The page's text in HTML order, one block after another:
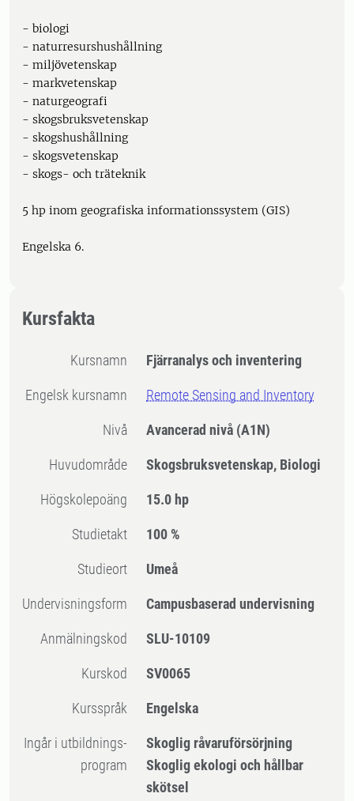
- biologi
- naturresurshushållning
- miljövetenskap
- markvetenskap
- naturgeografi
- skogsbruksvetenskap
- skogshushållning
- skogsvetenskap
- skogs- och träteknik
5 hp inom geografiska informationssystem (GIS)
Engelska 6.
Kursfakta
Kursnamn Fjärranalys och inventering
Engelsk kursnamn Remote Sensing and Inventory
Nivå Avancerad nivå (A1N)
Huvudområde Skogsbruksvetenskap, Biologi
högskolepoäng 15.0 hp
Studietakt 100 %
Studieort Umeå
Undervisningsform Campusbaserad undervisning
Anmälningskod SLU-10109
Kurskod SV0065
Kursspråk Engelska
Ingår i utbildnings-
program
Skoglig råvaruförsörjning
Skoglig ekologi och hållbar
skötsel